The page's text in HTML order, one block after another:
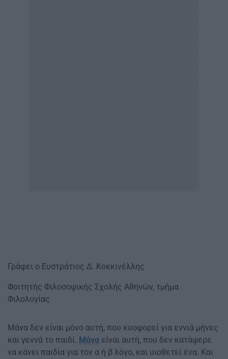
Γράφει ο Ευστράτιος Δ. Κοκκινέλλης
Φοιτητής Φιλοσοφικής Σχολής Αθηνών, τμήμα
Φιλολογίας
Μάνα δεν είναι μόνο αυτή, που κυοφορεί για εννιά μήνες
και γεννά το παιδί. Μάνα είναι αυτή, που δεν κατάφερε
να κάνει παιδία για τον α ή β λόγο, και υιοθετεί ένα. Και